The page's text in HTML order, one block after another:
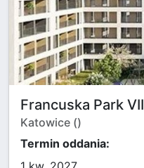
Francuska Park VII
Katowice ()
Termin oddania: